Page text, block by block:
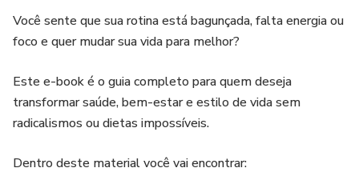
Você sente que sua rotina está bagunçada, falta energia ou
foco e quer mudar sua vida para melhor?
Este e-book é o guia completo para quem deseja
transformar saúde, bem-estar e estilo de vida sem
radicalismos ou dietas impossíveis.
Dentro deste material você vai encontrar: